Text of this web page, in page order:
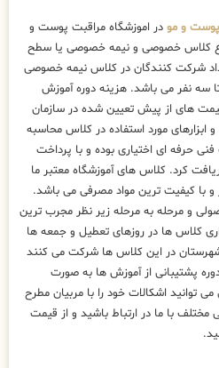
پوست و مو در اموزشگاه مراقبت پوست و
کلاس خصوصی و نیمه خصوصی یا سطح
شرکت کنندگان در کلاس نیمه خصوصی
نفر می باشد. هزینه دوره آموزش
های از پیش تعیین شده در سازمان
مورد استفاده در کلاس محاسبه
حرفه ای اختیاری بوده و با پرداخت
کرد. کلاس های آموزشگاه معتبر ما
و با کیفیت ترین مواد مصرفی می باشد.
و مرحله به مرحله زیر نظر مجرب ترین
کلاس ها در روزهای تعطیل و جمعه ها
شهرستان در این کلاس ها شرکت می کنند
پشتیبانی از آموزش ها به صورت
توانید اشکالات خود را با مربیان مطرح
مختلف با ما در ارتباط باشید و از قیمت